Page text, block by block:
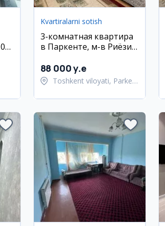
Kvartiralarni sotish
3-комнатная квартира
в Паркенте, м-в Риёзий,
88 000 y.e
Toshkent viloyati, Parkent